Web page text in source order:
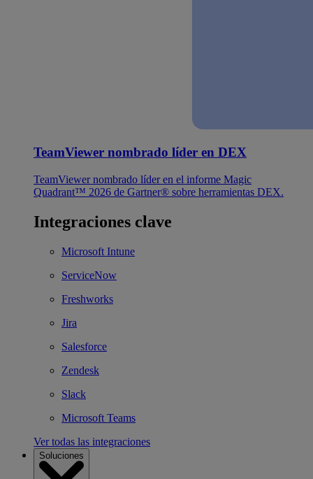
TeamViewer nombrado líder en DEX
TeamViewer nombrado líder en el informe Magic
Quadrant™ 2026 de Gartner® sobre herramientas DEX.
Integraciones clave
Microsoft Intune
ServiceNow
Freshworks
Jira
Salesforce
Zendesk
Slack
Microsoft Teams
Ver todas las integraciones
Soluciones